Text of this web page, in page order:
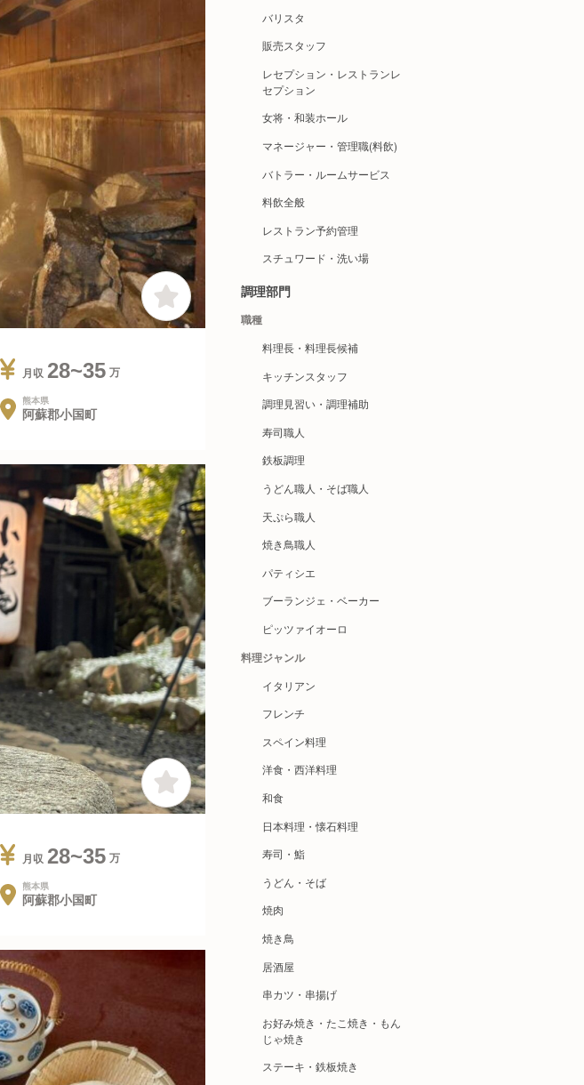
月収 28~35
熊本県
阿蘇郡小国町
月収 28~35
熊本県
阿蘇郡小国町
バリスタ
販売スタッフ
レセプション・レストランレ
セプション
女将・和装ホール
マネージャー・管理職(料飲)
バトラー・ルームサービス
料飲全般
レストラン予約管理
スチュワード・洗い場
調理部門
職種
料理長・料理長候補
キッチンスタッフ
調理見習い・調理補助
寿司職人
鉄板調理
うどん職人・そば職人
天ぷら職人
焼き鳥職人
パティシエ
ブーランジェ・ベーカー
ピッツァイオーロ
料理ジャンル
イタリアン
フレンチ
スペイン料理
洋食・西洋料理
和食
日本料理・懐石料理
寿司・鮨
うどん・そば
焼肉
焼き鳥
居酒屋
串カツ・串揚げ
お好み焼き・たこ焼き・もん
じゃ焼き
ステーキ・鉄板焼き